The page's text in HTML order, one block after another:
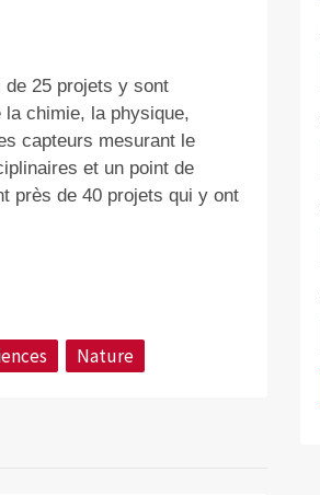
de 25 projets y sont
chimie, la physique,
capteurs mesurant le
et un point de
près de 40 projets qui y ont
Nature